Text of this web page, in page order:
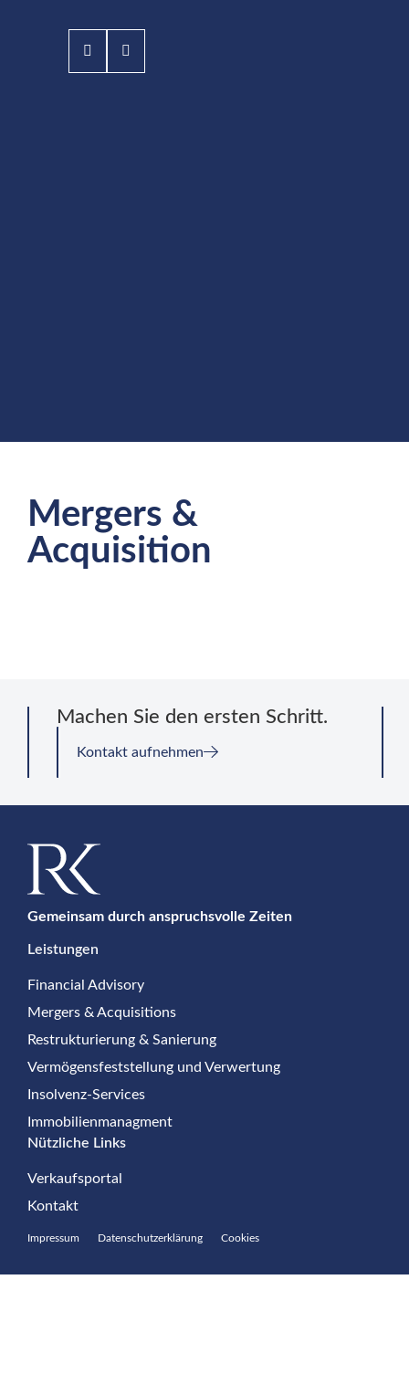
Mergers &
Acquisition
Machen Sie den ersten Schritt.
Kontakt aufnehmen
Gemeinsam durch anspruchsvolle Zeiten
Leistungen
Financial Advisory
Mergers & Acquisitions
Restrukturierung & Sanierung
Vermögensfeststellung und Verwertung
Insolvenz-Services
Immobilienmanagment
Nützliche Links
Verkaufsportal
Kontakt
Impressum Datenschutzerklärung Cookies